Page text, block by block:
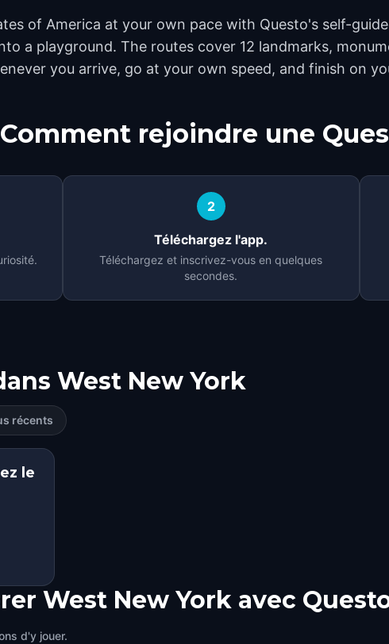
of America at your own pace with Questo's self-
a playground. The routes cover 12 landmarks,
you arrive, go at your own speed, and finish on
Comment rejoindre une
2
Téléchargez l'app.
Téléchargez et inscrivez-vous en quelques
secondes.
West New York
récents
le
West New York avec
d'y jouer.